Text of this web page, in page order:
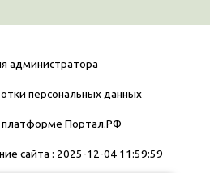
администратора
персональных данных
платформе Портал.РФ
сайта : 2025-12-04 11:59:59